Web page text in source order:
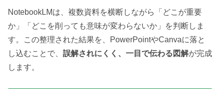
NotebookLMは、複数資料を横断しながら「どこが重要
か」「どこを削っても意味が変わらないか」を判断しま
す。この整理された結果を、PowerPointやCanvaに落と
し込むことで、 誤解されにくく、一目で伝わる図解が完成
します。